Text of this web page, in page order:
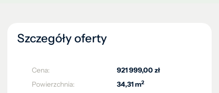
Szczegóły oferty
Cena:
921 999,00 zł
Powierzchnia:
34,31 m2